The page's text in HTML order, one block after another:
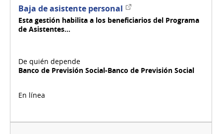
Baja de asistente personal Enlace
externo
Esta gestión habilita a los beneficiarios del Programa
de Asistentes...
Banco de Previsión Social-Banco de Previsión Social